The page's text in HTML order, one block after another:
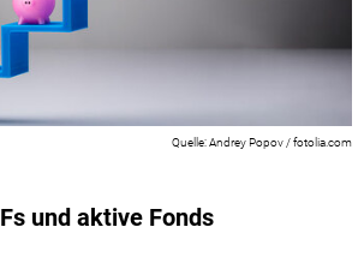
Andrey Popov / fotolia.com
und aktive Fonds